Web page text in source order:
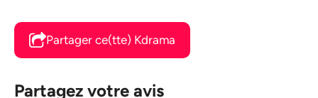
Partager ce(tte) Kdrama
Partagez votre avis